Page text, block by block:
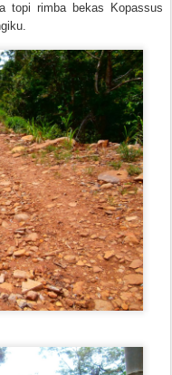
topi rimba bekas Kopassus